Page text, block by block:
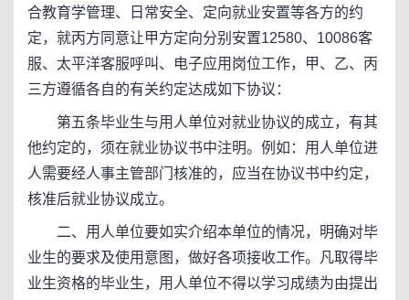
合教育学管理、日常安全、定向就业安置等各方的约
定，就丙方同意让甲方定向分别安置12580、10086客
服、太平洋客服呼叫、电子应用岗位工作，甲、乙、丙
三方遵循各自的有关约定达成如下协议：
第五条毕业生与用人单位对就业协议的成立，有其
他约定的，须在就业协议书中注明。例如：用人单位进
人需要经人事主管部门核准的，应当在协议书中约定，
核准后就业协议成立。
二、用人单位要如实介绍本单位的情况，明确对毕
业生的要求及使用意图，做好各项接收工作。凡取得毕
业生资格的毕业生，用人单位不得以学习成绩为由提出